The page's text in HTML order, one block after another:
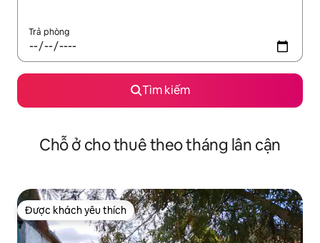
Trả phòng
Tìm kiếm
Chỗ ở cho thuê theo tháng lân cận
Được khách yêu thích
Được khách yêu thích